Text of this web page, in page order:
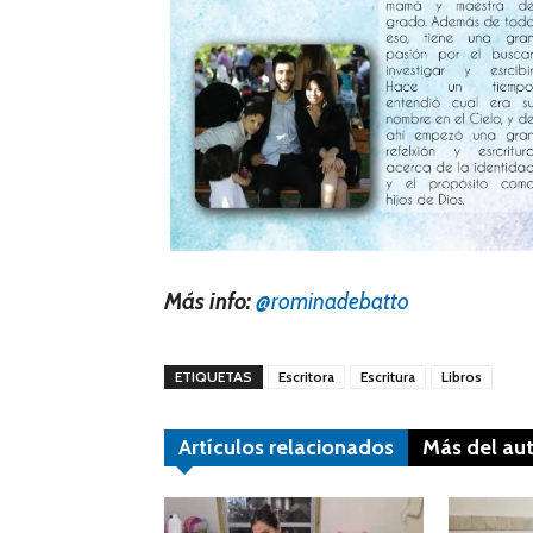
Más info:@rominadebatto
ETIQUETAS Escritora Escritura Libros
Artículos relacionados Más del